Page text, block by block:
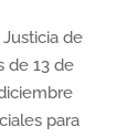
de
de 13 de
para